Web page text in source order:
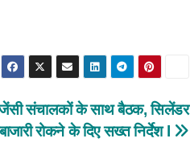
संचालकों के साथ बैठक, सिलेंडर
रोकने के दिए सख्त निर्देश l